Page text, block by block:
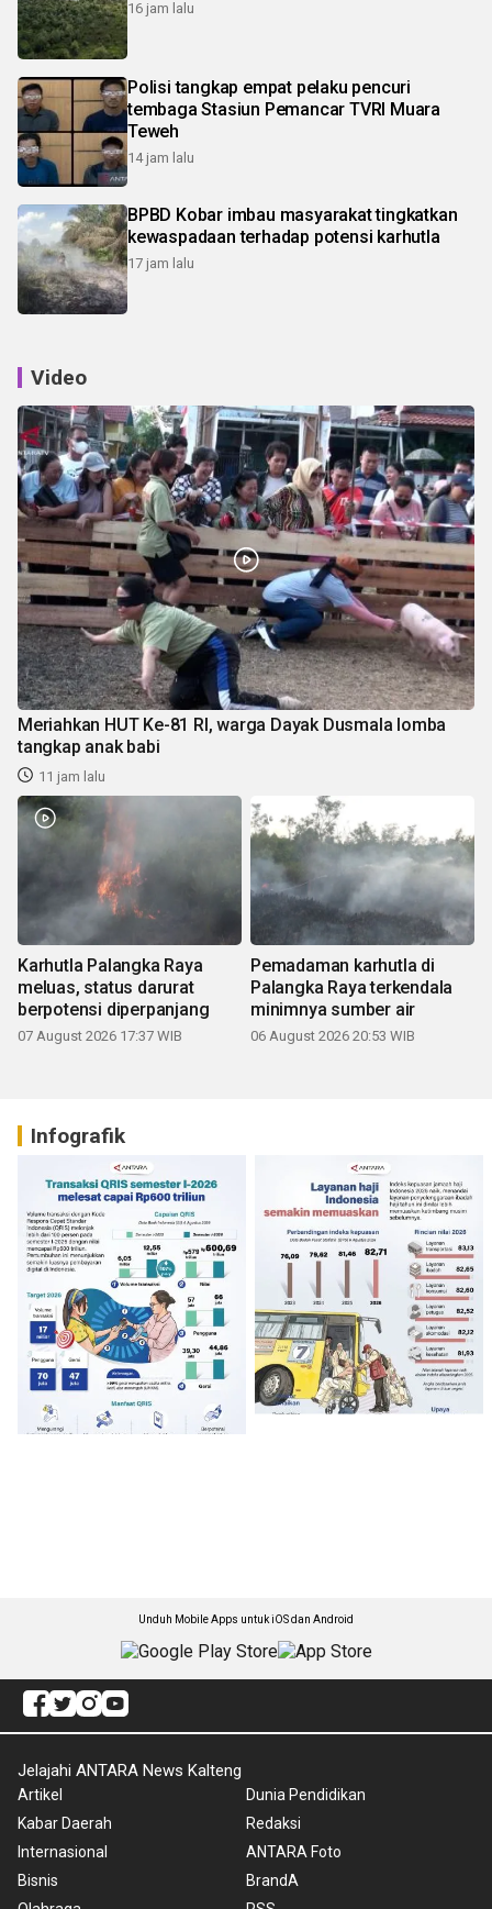
16 jam lalu
Polisi tangkap empat pelaku pencuri
tembaga Stasiun Pemancar TVRI Muara
Teweh
14 jam lalu
BPBD Kobar imbau masyarakat tingkatkan
kewaspadaan terhadap potensi karhutla
17 jam lalu
Video
Meriahkan HUT Ke-81 RI, warga Dayak Dusmala lomba
tangkap anak babi
11 jam lalu
Karhutla Palangka Raya
meluas, status darurat
berpotensi diperpanjang
07 August 2026 17:37 WIB
Pemadaman karhutla di
Palangka Raya terkendala
minimnya sumber air
06 August 2026 20:53 WIB
Infografik
Unduh Mobile Apps untuk iOS dan Android
Jelajahi ANTARA News Kalteng
Artikel
Kabar Daerah
Internasional
Bisnis
Dunia Pendidikan
Redaksi
ANTARA Foto
BrandA